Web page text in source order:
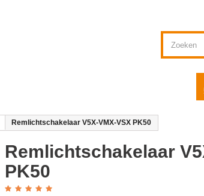
Remlichtschakelaar V5X-VMX-VSX PK50
Remlichtschakelaar
PK50